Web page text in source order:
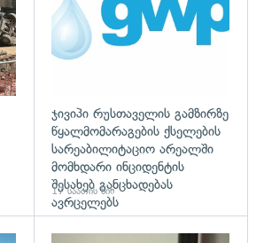
ჯივიპი რუსთაველის გამზირზე
წყალმომარაგების ქსელების
სარეაბილიტაციო არეალში
მომხდარი ინციდენტის
შესახებ განცხადებას
ავრცელებს
17 საათის წინ